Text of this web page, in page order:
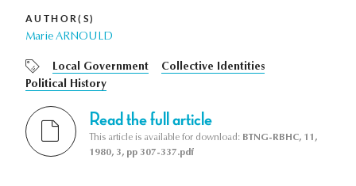
AUTHOR(S)
Marie ARNOULD
Local Government
Collective Identities
Political History
Read the full article
This article is available for download: BTNG-RBHC, 11,
1980, 3, pp 307-337.pdf